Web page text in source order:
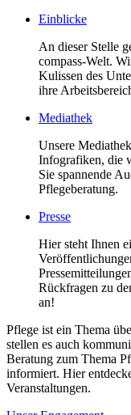
Einblicke
An dieser Stelle
compass-Welt.
Kulissen des
ihre
Mediathek
Unsere
Infografiken, die
Sie spannende
Pflegeberatung.
Presse
Hier steht Ihnen
Rückfragen zu
an!
Pflege ist ein Thema
stellen es auch
Beratung zum Thema
informiert. Hier
Veranstaltungen.